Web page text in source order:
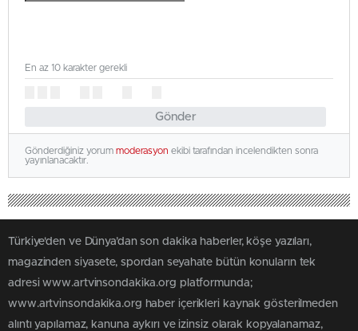
Gönder
En az 10 karakter gerekli
Gönderdiğiniz yorum moderasyon ekibi tarafından incelendikten sonra
yayınlanacaktır.
Türkiye'den ve Dünya’dan son dakika haberler, köşe yazıları,
magazinden siyasete, spordan seyahate bütün konuların tek
adresi www.artvinsondakika.org platformunda;
www.artvinsondakika.org haber içerikleri kaynak gösterilmeden
alıntı yapılamaz, kanuna aykırı ve izinsiz olarak kopyalanamaz,